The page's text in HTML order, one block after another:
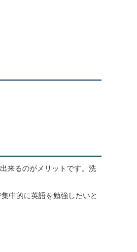
来るのがメリットです。洗
中的に英語を勉強したいと